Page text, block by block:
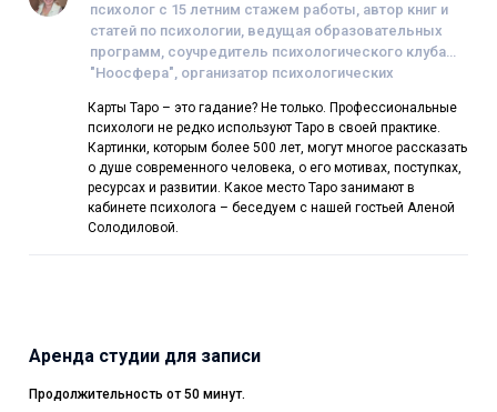
психолог с 15 летним стажем работы, автор книг и
статей по психологии, ведущая образовательных
программ, соучредитель психологического клуба
"Ноосфера", организатор психологических
психотерапевтов и тренеров.
Карты Таро – это гадание? Не только. Профессиональные
психологи не редко используют Таро в своей практике.
Картинки, которым более 500 лет, могут многое рассказать
о душе современного человека, о его мотивах, поступках,
ресурсах и развитии. Какое место Таро занимают в
кабинете психолога – беседуем с нашей гостьей Аленой
Солодиловой.
Аренда студии для записи
Продолжительность от 50 минут.